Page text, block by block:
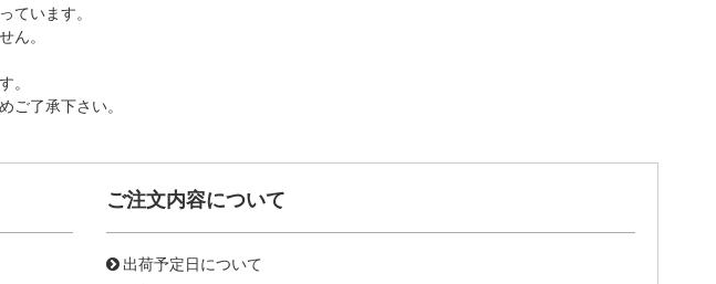
ています。
ん。
。
ご了承下さい。
ご注文内容について
出荷予定日について